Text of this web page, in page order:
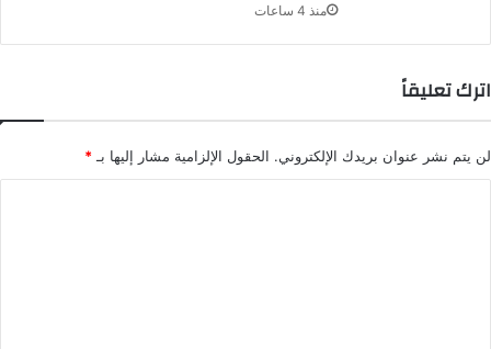
منذ 4 ساعات
اترك تعليقاً
لن يتم نشر عنوان بريدك الإلكتروني. الحقول الإلزامية مشار إليها بـ *